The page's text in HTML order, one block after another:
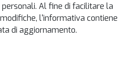
Al fine di facilitare la
l'informativa contiene
di aggiornamento.